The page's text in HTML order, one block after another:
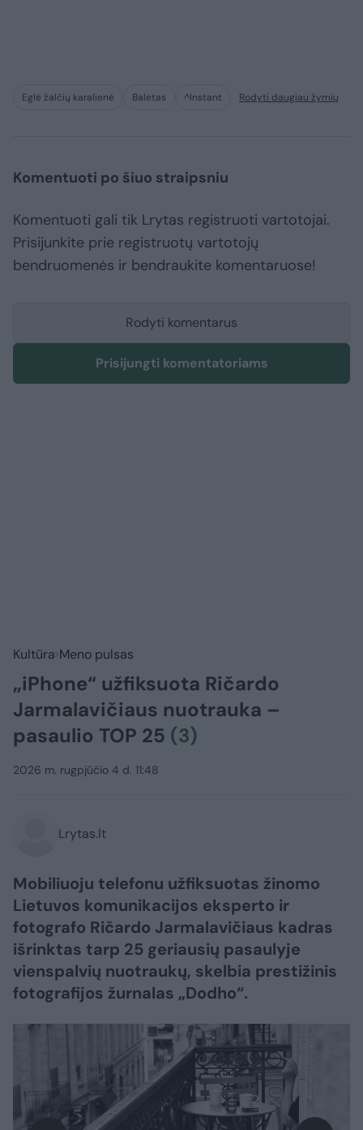
Eglė žalčių karalienė Baletas ^Instant Rodyti daugiau žymių
Komentuoti po šiuo straipsniu
Komentuoti gali tik Lrytas registruoti vartotojai.
Prisijunkite prie registruotų vartotojų
bendruomenės ir bendraukite komentaruose!
Rodyti komentarus
Prisijungti komentatoriams
Kultūra Meno pulsas
„iPhone“ užfiksuota Ričardo
Jarmalavičiaus nuotrauka –
pasaulio TOP 25 (3)
2026 m. rugpjūčio 4 d. 11:48
Lrytas.lt
Mobiliuoju telefonu užfiksuotas žinomo
Lietuvos komunikacijos eksperto ir
fotografo Ričardo Jarmalavičiaus kadras
išrinktas tarp 25 geriausių pasaulyje
vienspalvių nuotraukų, skelbia prestižinis
fotografijos žurnalas „Dodho“.